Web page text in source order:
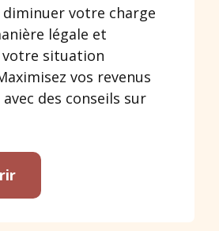
diminuer votre charge
légale et
votre situation
vos revenus
des conseils sur